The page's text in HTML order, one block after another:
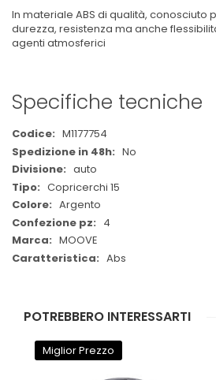
In materiale ABS di qualità, conosciuto
durezza, resistenza ma anche
agenti atmosferici
Specifiche tecniche
Maggiori
Informazioni
M1177754
No
auto
Copricerchi 15
Argento
4
MOOVE
Abs
POTREBBERO INTERESSARTI
Miglior Prezzo